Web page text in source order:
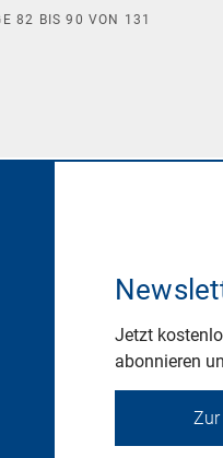
82 BIS90 VON 131
Jetzt
abonnieren